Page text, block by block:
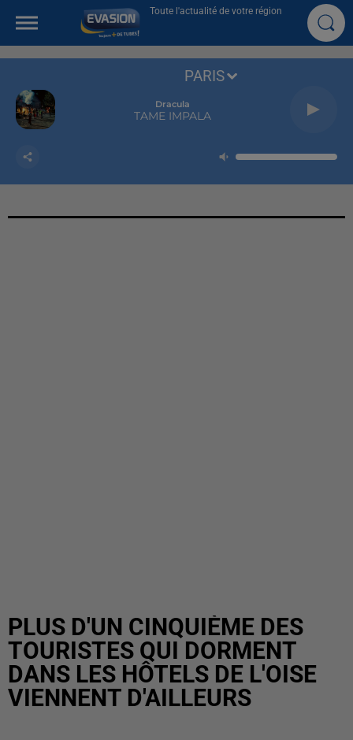
Toute l'actualité de votre région
Dracula
TAME IMPALA
PARIS
PLUS D'UN CINQUIÈME DES
TOURISTES QUI DORMENT
DANS LES HÔTELS DE L'OISE
VIENNENT D'AILLEURS